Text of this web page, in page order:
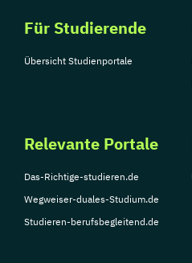
Für Studierende
Übersicht Studienportale
Relevante Portale
Das-Richtige-studieren.de
Wegweiser-duales-Studium.de
Studieren-berufsbegleitend.de